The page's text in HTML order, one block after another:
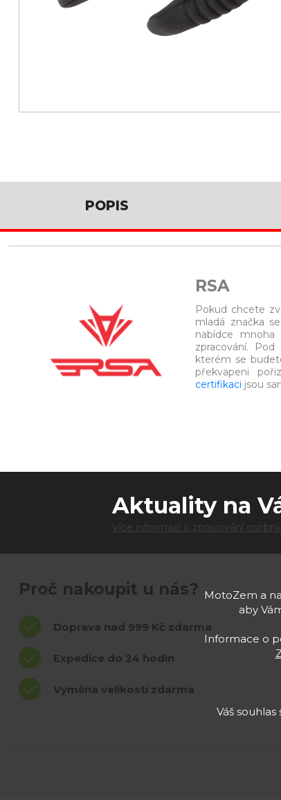
POPIS
RSA
Pokud chcete
mladá značka
nabídce
zpracování.
kterém se
překvapeni
certifikaci jsou
Aktuality na
Více informací o zpracování
Proč nakoupit u nás?
Doprava nad 999 Kč zdarma
Expedice do 24 hodin
Výměna velikostí zdarma
MotoZem a
aby
Informace o
Váš